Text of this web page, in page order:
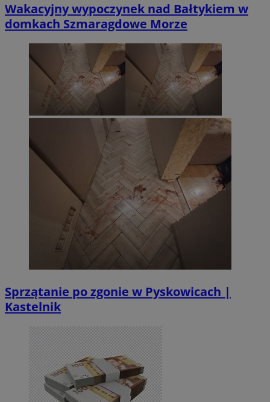
Wakacyjny wypoczynek nad Bałtykiem w
domkach Szmaragdowe Morze
Sprzątanie po zgonie w Pyskowicach |
Kastelnik